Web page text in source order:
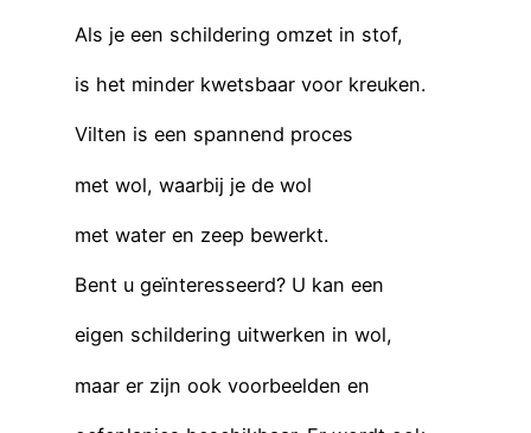
Als je een schildering omzet in stof,
is het minder kwetsbaar voor kreuken.
Vilten is een spannend proces
met wol, waarbij je de wol
met water en zeep bewerkt.
Bent u geïnteresseerd? U kan een
eigen schildering uitwerken in wol,
maar er zijn ook voorbeelden en